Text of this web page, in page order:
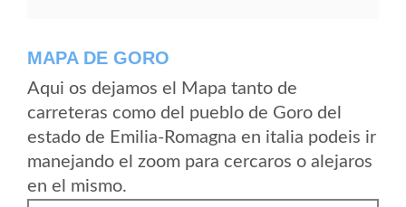
MAPA DE GORO
Aqui os dejamos el Mapa tanto de
carreteras como del pueblo de Goro del
estado de Emilia-Romagna en italia podeis ir
manejando el zoom para cercaros o alejaros
en el mismo.